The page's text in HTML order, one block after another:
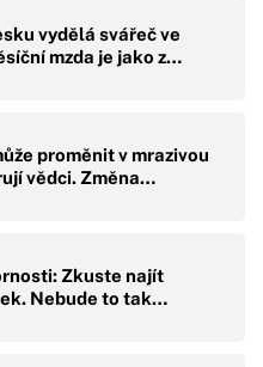
vydělá svářeč ve
mzda je jako z…
proměnit v mrazivou
vědci. Změna…
Zkuste najít
Nebude to tak…